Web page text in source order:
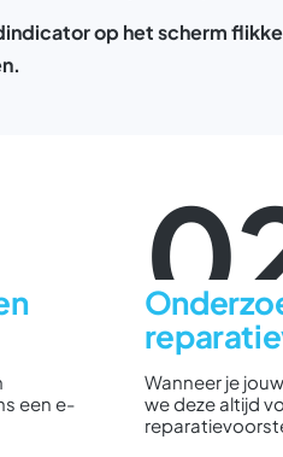
op het scherm
een e-
Wanneer je
we deze altijd